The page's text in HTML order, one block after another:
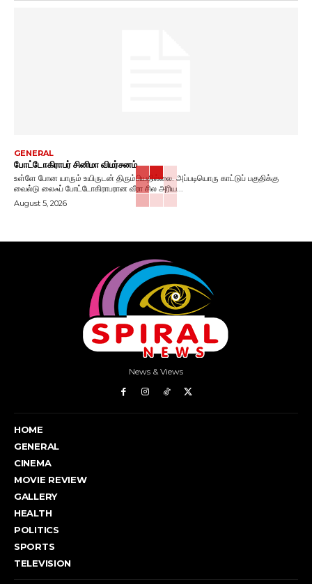
GENERAL
போட்டோகிராபர் சினிமா விமர்சனம்
உள்ளே போன யாரும் உயிருடன் திரும்பியதில்லை. அப்படியொரு காட்டுப் பகுதிக்கு
வைல்டு லைஃப் போட்டோகிராபரான வீரா சில அரிய...
August 5, 2026
News & Views
HOME
GENERAL
CINEMA
MOVIE REVIEW
GALLERY
HEALTH
POLITICS
SPORTS
TELEVISION